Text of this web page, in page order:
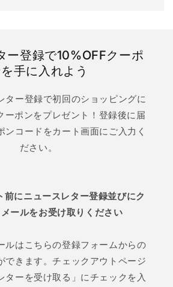
ー登録で10%OFFクーポ
手に入れよう
ター登録で初回のショッピングに
ーポンをプレゼント！登録後に届
ンコードをカート画面にご入力く
ださい。
にニュースレター登録並びにク
ールをお受け取りください
ルはこちらの登録フォームからの
できます。チェックアウトページ
ターを受け取る」にチェックを入